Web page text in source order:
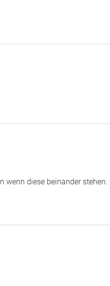
wenn diese beinander stehen.